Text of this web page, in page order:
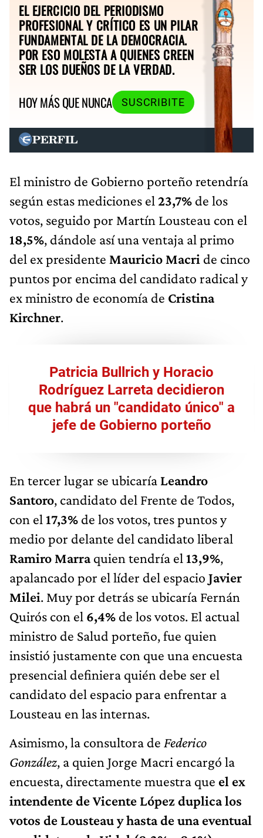
EL EJERCICIO DEL PERIODISMO
PROFESIONAL Y CRÍTICO ES UN PILAR
FUNDAMENTAL DE LA DEMOCRACIA.
POR ESO MOLESTA A QUIENES CREEN
SER LOS DUEÑOS DE LA VERDAD.
HOY MÁS QUE NUNCA
SUSCRIBITE
El ministro de Gobierno porteño retendría
según estas mediciones el 23,7% de los
votos, seguido por Martín Lousteau con el
18,5%, dándole así una ventaja al primo
del ex presidente Mauricio Macri de cinco
puntos por encima del candidato radical y
ex ministro de economía de Cristina
Kirchner.
Patricia Bullrich y Horacio
Rodríguez Larreta decidieron
que habrá un "candidato único" a
jefe de Gobierno porteño
En tercer lugar se ubicaría Leandro
Santoro, candidato del Frente de Todos,
con el 17,3% de los votos, tres puntos y
medio por delante del candidato liberal
Ramiro Marraquien tendría el 13,9%,
apalancado por el líder del espacio Javier
Milei. Muy por detrás se ubicaría Fernán
Quirós con el 6,4% de los votos. El actual
ministro de Salud porteño, fue quien
insistió justamente con que una encuesta
presencial definiera quién debe ser el
candidato del espacio para enfrentar a
Lousteau en las internas.
Asimismo, la consultora de Federico
González, a quien Jorge Macri encargó la
encuesta, directamente muestra que el ex
intendente de Vicente López duplica los
votos de Lousteauy hasta de una eventual